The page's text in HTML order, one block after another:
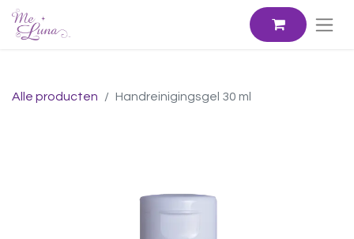
Alle producten Handreinigingsgel 30 ml